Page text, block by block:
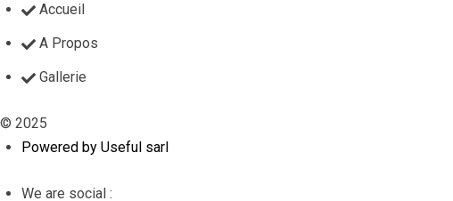
Accueil
A Propos
Gallerie
© 2025
Powered by Useful sarl
We are social :